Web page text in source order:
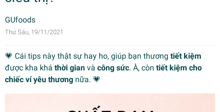
GUfoods
Thứ Sáu, 19/11/2021
💗 Cái tips này thật sự hay ho, giúp bạn thương tiết kiệm
được kha khá thời gian và công sức. À, còn tiết kiệm cho
chiếc ví yêu thương nữa. 💗